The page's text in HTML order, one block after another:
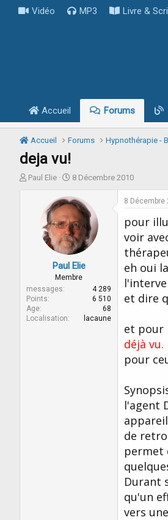
Vidéo MP3 Livre &
Accueil Forums
Accueil Forums Hypnothérapie -
deja vu!
I
d
e
l
a
Paul Elie
D
t
e
d
e
d
é
b
u
8 Décembre 2010
Paul Elie
Membre
messages
4 289
Points
6 510
Age
68
Localisation
lacaune
8 Décembre
pour
voir
eh oui
et dire
et pour
déjà vu.
pour
l'agent
de
permet
Durant
qu'un
vers